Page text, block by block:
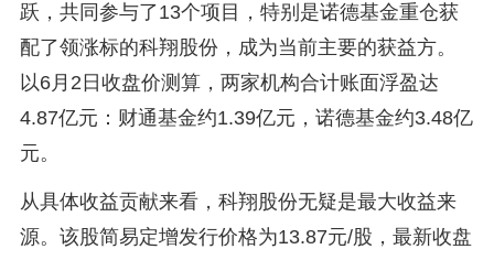
跃，共同参与了13个项目，特别是诺德基金重仓获
配了领涨标的科翔股份，成为当前主要的获益方。
以6月2日收盘价测算，两家机构合计账面浮盈达
4.87亿元：财通基金约1.39亿元，诺德基金约3.48亿
元。
从具体收益贡献来看，科翔股份无疑是最大收益来
源。该股简易定增发行价格为13.87元/股，最新收盘